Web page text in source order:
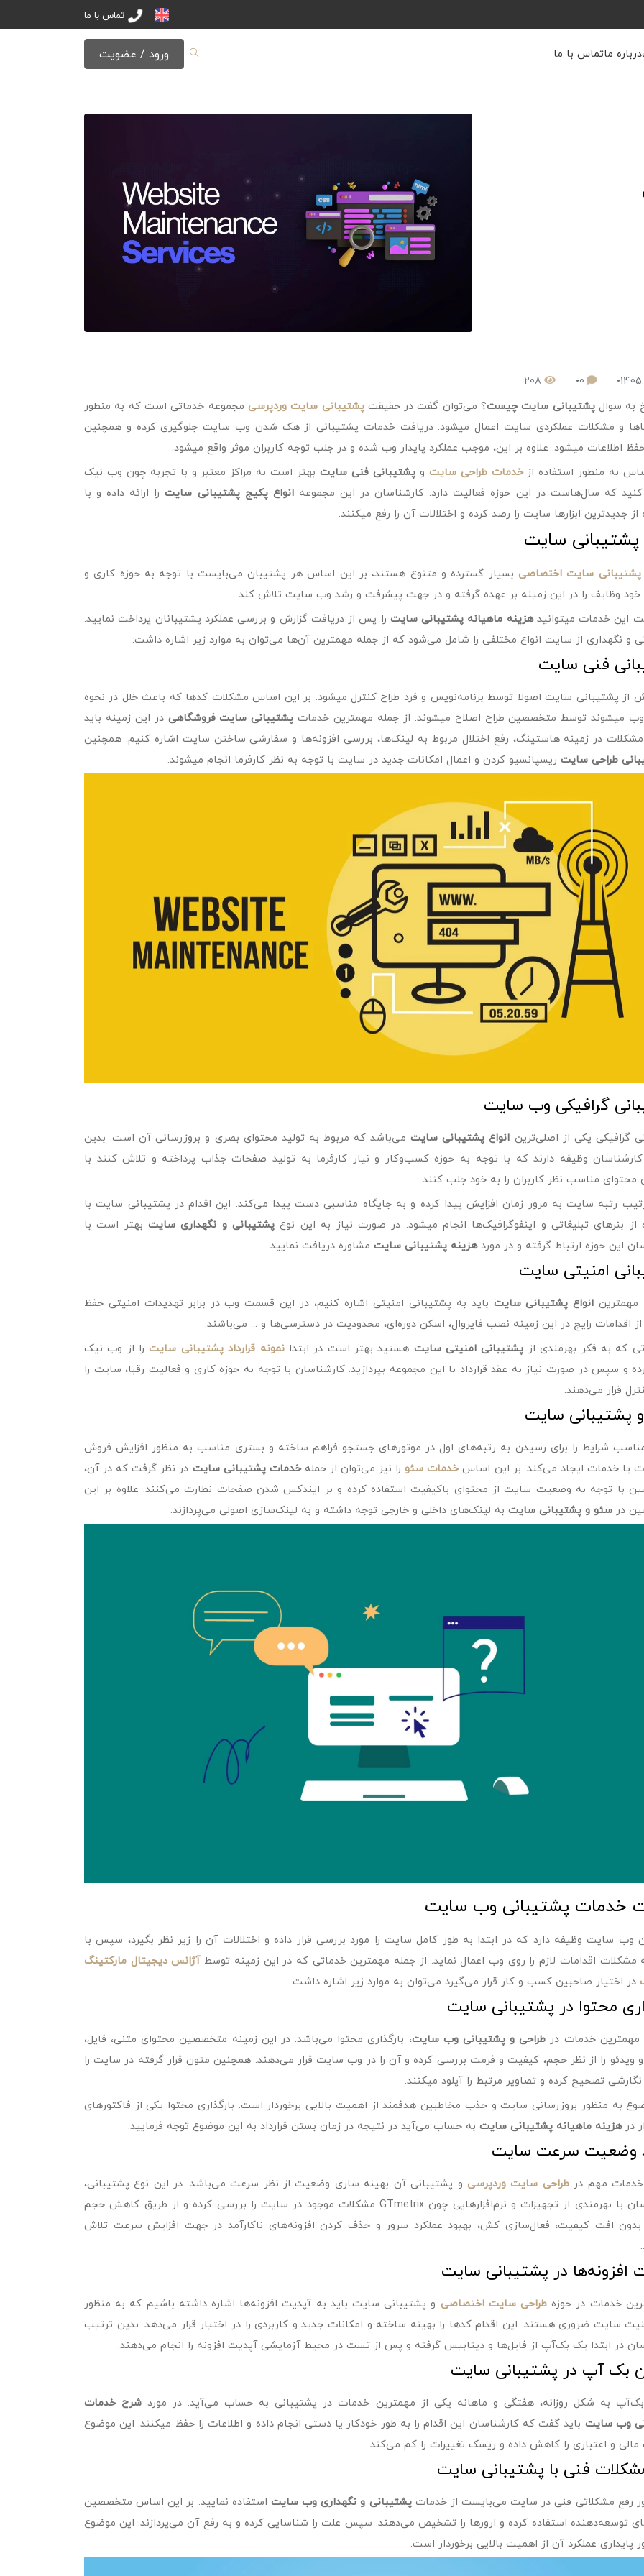
تماس با ما
درباره ماتماس با ما ورود / عضویت
0
208
به سوالپشتیبانی سایت چیست؟ می‌توان گفت در حقیقتپشتیبانی سایت وردپرسی مجموعه خدماتی است که به منظور
و مشکلات عملکردی سایت اعمال میشود. دریافت خدمات پشتیبانی از هک شدن وب سایت جلوگیری کرده و همچنین
اطلاعات میشود. علاوه بر این، موجب عملکرد پایدار وب شده و در جلب توجه کاربران موثر واقع میشود.
به منظور استفاده ازخدمات طراحی سایت وپشتیبانی فنی سایتبهتر است به مراکز معتبر و با تجربه چون وب نیک
کنید که سال‌هاست در این حوزه فعالیت دارد. کارشناسان در این مجموعهانواعپکیج پشتیبانی سایترا ارائه داده و با
از جدیدترین ابزارها سایت را رصد کرده و اختلالات آن را رفع میکنند.
پشتیبانی سایت
پشتیبانی سایت اختصاصی بسیار گسترده و متنوع هستند، بر این اساس هر پشتیبان می‌بایست با توجه به حوزه کاری و
وظایف را در این زمینه بر عهده گرفته و در جهت پیشرفت و رشد وب سایت تلاش کند.
این خدمات میتوانیدهزینه ماهیانه پشتیبانی سایت را پس از دریافت گزارش و بررسی عملکرد پشتیبانان پرداخت نمایید.
و نگهداری از سایت انواع مختلفی را شامل می‌شود که از جمله مهمترین آن‌ها می‌توان به موارد زیر اشاره داشت:
فنی سایت
از پشتیبانی سایت اصولا توسط برنامه‌نویس و فرد طراح کنترل میشود. بر این اساس مشکلات کدها که باعث خلل در نحوه
وب میشوند توسط متخصصین طراح اصلاح میشوند. از جمله مهمترین خدمات پشتیبانی سایت فروشگاهی در این زمینه باید
در زمینه هاستینگ، رفع اختلال مربوط به لینک‌ها، بررسی افزونه‌ها و سفارشی ساختن سایت اشاره کنیم. همچنین
طراحی سایت ریسپانسیو کردن و اعمال امکانات جدید در سایت با توجه به نظر کارفرما انجام میشوند.
گرافیکی وب سایت
گرافیکی یکی از اصلی‌ترین انواع پشتیبانی سایتمی‌باشد که مربوط به تولید محتوای بصری و بروزرسانی آن است. بدین
وظیفه دارند که با توجه به حوزه کسب‌وکار و نیاز کارفرما به تولید صفحات جذاب پرداخته و تلاش کنند با
محتوای مناسب نظر کاربران را به خود جلب کنند.
رتبه سایت به مرور زمان افزایش پیدا کرده و به جایگاه مناسبی دست پیدا می‌کند. این اقدام در پشتیبانی سایت با
از بنرهای تبلیغاتی و اینفوگرافیک‌ها انجام میشود. در صورت نیاز به این نوع پشتیبانی و نگهداری سایتبهتر است با
این حوزه ارتباط گرفته و در موردهزینه پشتیبانی سایت مشاوره دریافت نمایید.
امنیتی سایت
مهمترین انواع پشتیبانی سایت باید به پشتیبانی امنیتی اشاره کنیم، در این قسمت وب در برابر تهدیدات امنیتی حفظ
اقدامات رایج در این زمینه نصب فایروال، اسکن دوره‌ای، محدودیت در دسترسی‌ها و ... می‌باشند.
که به فکر بهرمندی از پشتیبانی امنیتی سایت هستید بهتر است در ابتدانمونه قرارداد پشتیبانی سایت را از وب نیک
و سپس در صورت نیاز به عقد قرارداد با این مجموعه بپردازید. کارشناسان با توجه به حوزه کاری و فعالیت رقبا، سایت را
قرار می‌دهند.
پشتیبانی سایت
شرایط را برای رسیدن به رتبه‌های اول در موتورهای جستجو فراهم ساخته و بستری مناسب به منظور افزایش فروش
یا خدمات ایجاد می‌کند. بر این اساس خدمات سئو را نیز می‌توان از جملهخدمات پشتیبانی سایت در نظر گرفت که در آن،
با توجه به وضعیت سایت از محتوای باکیفیت استفاده کرده و بر ایندکس شدن صفحات نظارت می‌کنند. علاوه بر این
در سئو و پشتیبانی سایت به لینک‌های داخلی و خارجی توجه داشته و به لینک‌سازی اصولی می‌پردازند.
خدمات پشتیبانی وب سایت
وب سایت وظیفه دارد که در ابتدا به طور کامل سایت را مورد بررسی قرار داده و اختلالات آن را زیر نظر بگیرد، سپس با
مشکلات اقدامات لازم را روی وب اعمال نماید. از جمله مهمترین خدماتی که در این زمینه توسطآژانس دیجیتال مارکتینگ
در اختیار صاحبین کسب و کار قرار می‌گیرد می‌توان به موارد زیر اشاره داشت.
محتوا در پشتیبانی سایت
مهمترین خدمات در طراحی و پشتیبانی وب سایت، بارگذاری محتوا می‌باشد. در این زمینه متخصصین محتوای متنی، فایل،
ویدئو را از نظر حجم، کیفیت و فرمت بررسی کرده و آن را در وب سایت قرار می‌دهند. همچنین متون قرار گرفته در سایت را
نگارشی تصحیح کرده و تصاویر مرتبط را آپلود میکنند.
به منظور بروزرسانی سایت و جذب مخاطبین هدفمند از اهمیت بالایی برخوردار است. بارگذاری محتوا یکی از فاکتورهای
درهزینه ماهیانه پشتیبانی سایت به حساب می‌آید در نتیجه در زمان بستن قرارداد به این موضوع توجه فرمایید.
وضعیت سرعت سایت
خدمات مهم درطراحی سایت وردپرسی و پشتیبانی آن بهینه سازی وضعیت از نظر سرعت می‌باشد. در این نوع پشتیبانی،
کارشناسان با بهرمندی از تجهیزات و نرم‌افزارهایی چون GTmetrix مشکلات موجود در سایت را بررسی کرده و از طریق کاهش حجم
بدون افت کیفیت، فعال‌سازی کش، بهبود عملکرد سرور و حذف کردن افزونه‌های ناکارآمد در جهت افزایش سرعت تلاش
افزونه‌ها در پشتیبانی سایت
خدمات در حوزه طراحی سایت اختصاصی و پشتیبانی سایت باید به آپدیت افزونه‌ها اشاره داشته باشیم که به منظور
سایت ضروری هستند. این اقدام کدها را بهینه ساخته و امکانات جدید و کاربردی را در اختیار قرار می‌دهد. بدین ترتیب
در ابتدا یک بک‌آپ از فایل‌ها و دیتابیس گرفته و پس از تست در محیط آزمایشی آپدیت افزونه را انجام می‌دهند.
بک آپ در پشتیبانی سایت
به شکل روزانه، هفتگی و ماهانه یکی از مهمترین خدمات در پشتیبانی به حساب می‌آید. در مورد شرح خدمات
وب سایت باید گفت که کارشناسان این اقدام را به طور خودکار یا دستی انجام داده و اطلاعات را حفظ میکنند. این موضوع
و اعتباری را کاهش داده و ریسک تغییرات را کم می‌کند.
فنی با پشتیبانی سایت
رفع مشکلاتی فنی در سایت می‌بایست از خدماتپشتیبانی و نگهداری وب سایت استفاده نمایید. بر این اساس متخصصین
توسعه‌دهنده استفاده کرده و ارورها را تشخیص می‌دهند. سپس علت را شناسایی کرده و به رفع آن می‌پردازند. این موضوع
پایداری عملکرد آن از اهمیت بالایی برخوردار است.